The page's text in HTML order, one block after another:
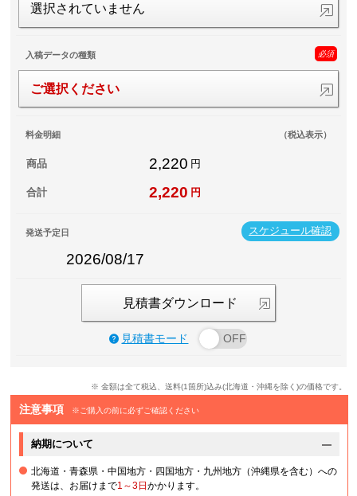
選択されていません
入稿データの種類 必須
ご選択ください
料金明細 （税込表示）
商品 2,220 円
合計 2,220 円
スケジュール確認
発送予定日
2026/08/17
見積書ダウンロード
見積書モード
※ 金額は全て税込、送料(1箇所)込み(北海道・沖縄を除く)の価格です。
注意事項 ※ご購入の前に必ずご確認ください
納期について
北海道・青森県・中国地方・四国地方・九州地方（沖縄県を含む）への
発送は、お届けまで1～3日かかります。